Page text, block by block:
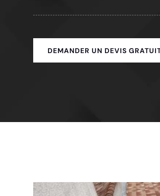
DEMANDER UN DEVIS